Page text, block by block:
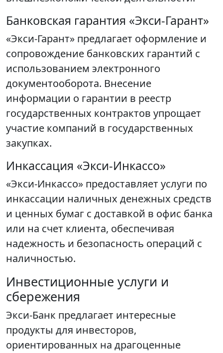
Банковская гарантия «Экси-Гарант»
«Экси-Гарант» предлагает оформление и
сопровождение банковских гарантий с
использованием электронного
документооборота. Внесение
информации о гарантии в реестр
государственных контрактов упрощает
участие компаний в государственных
закупках.
Инкассация «Экси-Инкассо»
«Экси-Инкассо» предоставляет услуги по
инкассации наличных денежных средств
и ценных бумаг с доставкой в офис банка
или на счет клиента, обеспечивая
надежность и безопасность операций с
наличностью.
Инвестиционные услуги и
сбережения
Экси-Банк предлагает интересные
продукты для инвесторов,
ориентированных на драгоценные